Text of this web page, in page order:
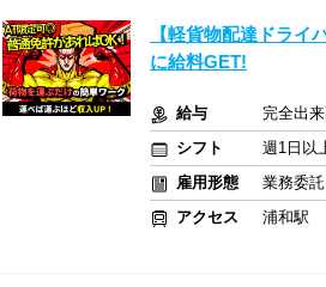
【軽貨物配達ドラ
に給料GET!
給与
完全出来
シフト
週1日以
雇用形態
業務委託
アクセス
浦和駅